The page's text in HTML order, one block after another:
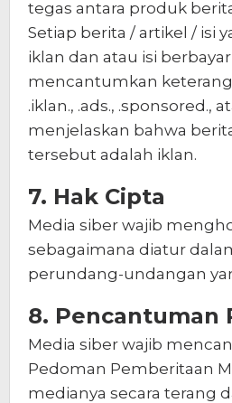
tegas antara produk
Setiap berita / artikel / isi
iklan dan atau isi
mencantumkan
.iklan., .ads., .sponsored.,
menjelaskan bahwa
tersebut adalah iklan.
7. Hak Cipta
Media siber wajib
sebagaimana diatur
perundang-undangan
8. Pencantuman
Media siber wajib
Pedoman Pemberitaan
medianya secara terang